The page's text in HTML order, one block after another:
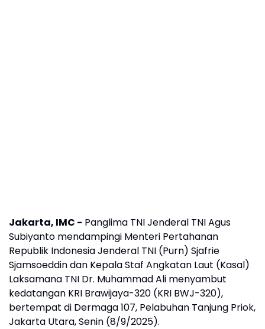
Jakarta, IMC - Panglima TNI Jenderal TNI Agus
Subiyanto mendampingi Menteri Pertahanan
Republik Indonesia Jenderal TNI (Purn) Sjafrie
Sjamsoeddin dan Kepala Staf Angkatan Laut (Kasal)
Laksamana TNI Dr. Muhammad Ali menyambut
kedatangan KRI Brawijaya-320 (KRI BWJ-320),
bertempat di Dermaga 107, Pelabuhan Tanjung Priok,
Jakarta Utara, Senin (8/9/2025).